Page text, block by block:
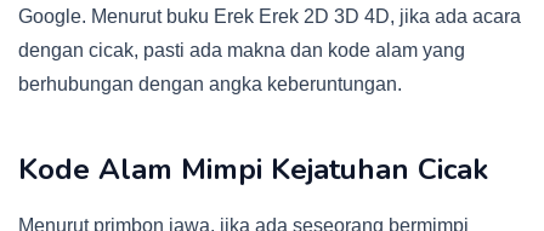
Google. Menurut buku Erek Erek 2D 3D 4D, jika ada acara
dengan cicak, pasti ada makna dan kode alam yang
berhubungan dengan angka keberuntungan.
Kode Alam Mimpi Kejatuhan Cicak
Menurut primbon jawa, jika ada seseorang bermimpi